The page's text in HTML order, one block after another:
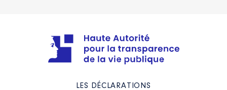
LES DÉCLARATIONS